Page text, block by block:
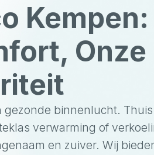
Onze
gezonde binnenlucht.
verwarming of
en zuiver. Wij